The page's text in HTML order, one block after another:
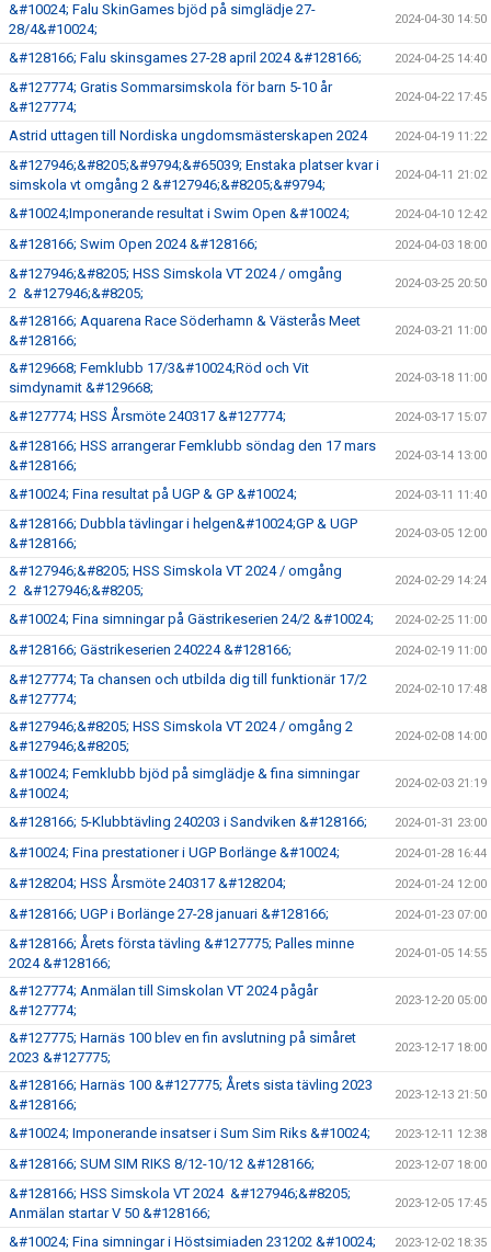
&#10024; Falu SkinGames bjöd på simglädje 27-
28/4&#10024;
2024-04-30 14:50
&#128166; Falu skinsgames 27-28 april 2024 &#128166; 2024-04-25 14:40
&#127774; Gratis Sommarsimskola för barn 5-10 år
&#127774;
2024-04-22 17:45
Astrid uttagen till Nordiska ungdomsmästerskapen 2024 2024-04-19 11:22
&#127946;&#8205;&#9794;&#65039; Enstaka platser kvar i
simskola vt omgång 2 &#127946;&#8205;&#9794;
2024-04-11 21:02
&#10024;Imponerande resultat i Swim Open &#10024; 2024-04-10 12:42
&#128166; Swim Open 2024 &#128166; 2024-04-03 18:00
&#127946;&#8205; HSS Simskola VT 2024 / omgång
2 &#127946;&#8205;
2024-03-25 20:50
&#128166; Aquarena Race Söderhamn & Västerås Meet
&#128166;
2024-03-21 11:00
&#129668; Femklubb 17/3&#10024;Röd och Vit
simdynamit &#129668;
2024-03-18 11:00
&#127774; HSS Årsmöte 240317 &#127774; 2024-03-17 15:07
&#128166; HSS arrangerar Femklubb söndag den 17 mars
&#128166;
2024-03-14 13:00
&#10024; Fina resultat på UGP & GP &#10024; 2024-03-11 11:40
&#128166; Dubbla tävlingar i helgen&#10024;GP & UGP
&#128166;
2024-03-05 12:00
&#127946;&#8205; HSS Simskola VT 2024 / omgång
2 &#127946;&#8205;
2024-02-29 14:24
&#10024; Fina simningar på Gästrikeserien 24/2 &#10024; 2024-02-25 11:00
&#128166; Gästrikeserien 240224 &#128166; 2024-02-19 11:00
&#127774; Ta chansen och utbilda dig till funktionär 17/2
&#127774;
2024-02-10 17:48
&#127946;&#8205; HSS Simskola VT 2024 / omgång 2
&#127946;&#8205;
2024-02-08 14:00
&#10024; Femklubb bjöd på simglädje & fina simningar
&#10024;
2024-02-03 21:19
&#128166; 5-Klubbtävling 240203 i Sandviken &#128166; 2024-01-31 23:00
&#10024; Fina prestationer i UGP Borlänge &#10024; 2024-01-28 16:44
&#128204; HSS Årsmöte 240317 &#128204; 2024-01-24 12:00
&#128166; UGP i Borlänge 27-28 januari &#128166; 2024-01-23 07:00
&#128166; Årets första tävling &#127775; Palles minne
2024 &#128166;
2024-01-05 14:55
&#127774; Anmälan till Simskolan VT 2024 pågår
&#127774;
2023-12-20 05:00
&#127775; Harnäs 100 blev en fin avslutning på simåret
2023 &#127775;
2023-12-17 18:00
&#128166; Harnäs 100 &#127775; Årets sista tävling 2023
&#128166;
2023-12-13 21:50
&#10024; Imponerande insatser i Sum Sim Riks &#10024; 2023-12-11 12:38
&#128166; SUM SIM RIKS 8/12-10/12 &#128166; 2023-12-07 18:00
&#128166; HSS Simskola VT 2024 &#127946;&#8205;
Anmälan startar V 50 &#128166;
2023-12-05 17:45
&#10024; Fina simningar i Höstsimiaden 231202 &#10024; 2023-12-02 18:35